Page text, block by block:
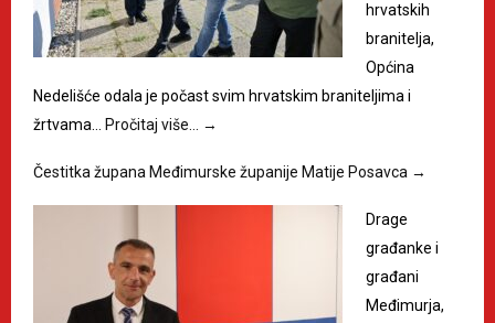
hrvatskih
branitelja,
Općina
Nedelišće odala je počast svim hrvatskim braniteljima i
žrtvama… Pročitaj više… →
Čestitka župana Međimurske županije Matije Posavca →
Drage
građanke i
građani
Međimurja,